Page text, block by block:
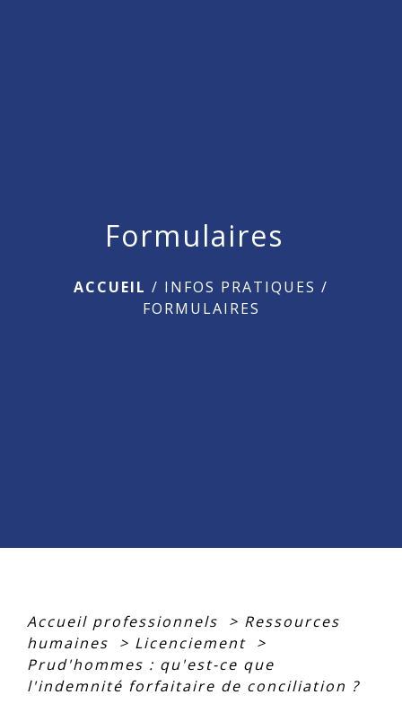
Formulaires
ACCUEIL / INFOS PRATIQUES /
FORMULAIRES
Accueil professionnels > Ressources
humaines
> Licenciement >
Prud'hommes : qu'est-ce que
l'indemnité forfaitaire de conciliation ?